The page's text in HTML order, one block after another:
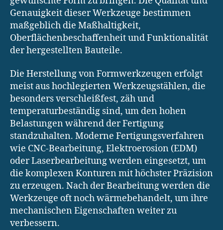
Genauigkeit dieser Werkzeuge bestimmen
maßgeblich die Maßhaltigkeit,
Oberflächenbeschaffenheit und Funktionalität
der hergestellten Bauteile.
Die Herstellung von Formwerkzeugen erfolgt
meist aus hochlegierten Werkzeugstählen, die
besonders verschleißfest, zäh und
temperaturbeständig sind, um den hohen
Belastungen während der Fertigung
standzuhalten. Moderne Fertigungsverfahren
wie CNC-Bearbeitung, Elektroerosion (EDM)
oder Laserbearbeitung werden eingesetzt, um
die komplexen Konturen mit höchster Präzision
zu erzeugen. Nach der Bearbeitung werden die
Werkzeuge oft noch wärmebehandelt, um ihre
mechanischen Eigenschaften weiter zu
verbessern.